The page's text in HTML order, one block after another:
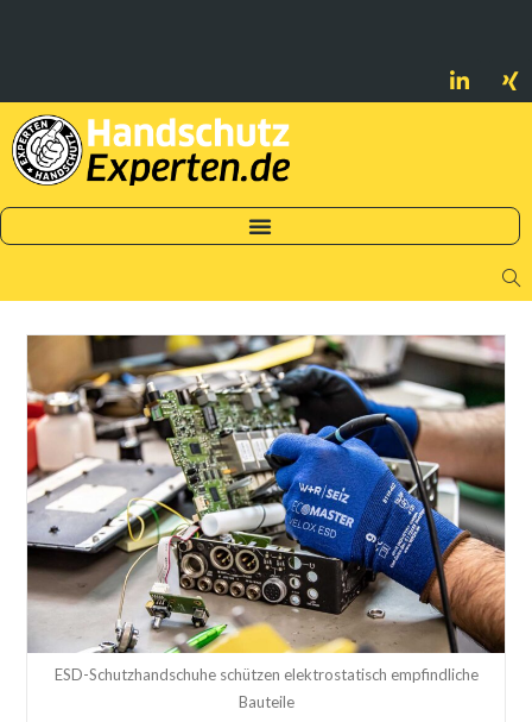
ESD-Schutzhandschuhe schützen elektrostatisch empfindliche
Bauteile